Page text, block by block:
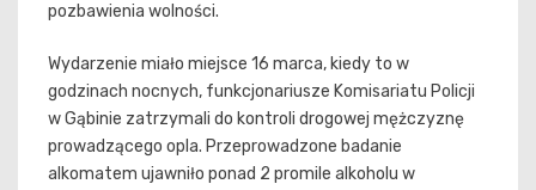
pozbawienia wolności.
Wydarzenie miało miejsce 16 marca, kiedy to w
godzinach nocnych, funkcjonariusze Komisariatu Policji
w Gąbinie zatrzymali do kontroli drogowej mężczyznę
prowadzącego opla. Przeprowadzone badanie
alkomatem ujawniło ponad 2 promile alkoholu w